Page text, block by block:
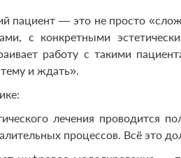
пациент — это не просто
с конкретными
работу с такими
и ждать».
лечения проводится
процессов. Всё это